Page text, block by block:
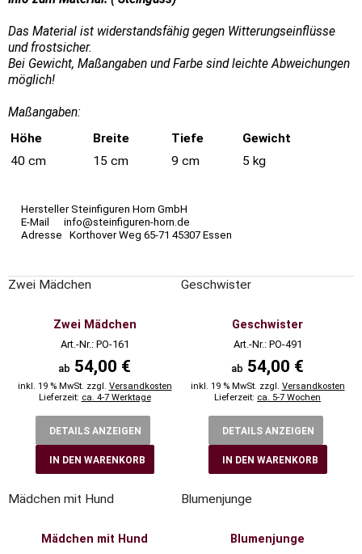
Das Material ist widerstandsfähig gegen Witterungseinflüsse
und frostsicher.
Bei Gewicht, Maßangaben und Farbe sind leichte Abweichungen
möglich!
Maßangaben:
Höhe
Breite Tiefe
Gewicht
40 cm
15 cm 9 cm 5 kg
Hersteller Steinfiguren Horn GmbH
E-Mail info@steinfiguren-horn.de
Adresse Korthover Weg 65-71 45307 Essen
Zwei Mädchen
Zwei Mädchen
Art.-Nr.: PO-161
ab 54,00 €
inkl. 19 % MwSt. zzgl. Versandkosten
Lieferzeit: ca. 4-7 Werktage
DETAILS ANZEIGEN
IN DEN WARENKORB
Geschwister
Geschwister
Art.-Nr.: PO-491
ab 54,00 €
inkl. 19 % MwSt. zzgl. Versandkosten
Lieferzeit: ca. 5-7 Wochen
DETAILS ANZEIGEN
IN DEN WARENKORB
Mädchen mit Hund
Mädchen mit Hund
Blumenjunge
Blumenjunge